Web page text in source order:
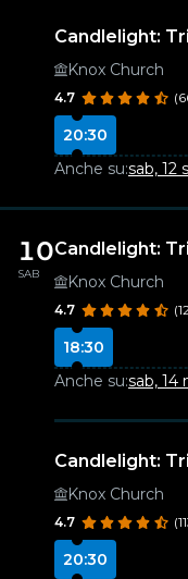
Candlelight:
Knox Church
4.7
20:30
Anche su:sab, 12
10
SAB
Candlelight:
Knox Church
4.7
18:30
Anche su:sab, 14
Candlelight:
Knox Church
4.7
20:30